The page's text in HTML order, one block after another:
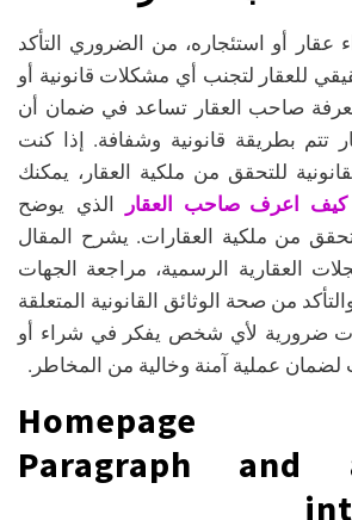
عقار أو استئجاره، من الضروري التأكد
للعقار لتجنب أي مشكلات قانونية أو
صاحب العقار تساعد في ضمان أن
تتم بطريقة قانونية وشفافة. إذا كنت
للتحقق من ملكية العقار، يمكنك
كيف اعرف صاحب العقار
الذي يوضح
من ملكية العقارات. يشرح المقال
العقارية الرسمية، مراجعة الجهات
من صحة الوثائق القانونية المتعلقة
ضرورية لأي شخص يفكر في شراء أو
لضمان عملية آمنة وخالية من المخاطر.
Homepage
Paragraph and